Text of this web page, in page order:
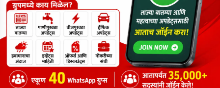
ThemeNcode PDF Viewer SC [Do not Delete]
वाचकांना विनम्र सूचना
Nashik Calling - Nashik News in MarathiCopyright © 2026.Copyrights